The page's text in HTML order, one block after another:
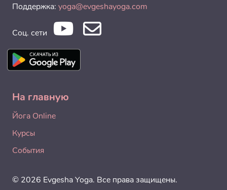
Поддержка: yoga@evgeshayoga.com
Соц. сети
На главную
Йога Online
Курсы
События
© 2026 Evgesha Yoga. Все права защищены.